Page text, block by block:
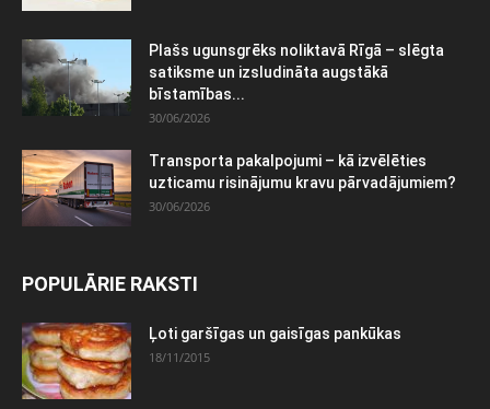
Plašs ugunsgrēks noliktavā Rīgā – slēgta
satiksme un izsludināta augstākā
bīstamības...
30/06/2026
Transporta pakalpojumi – kā izvēlēties
uzticamu risinājumu kravu pārvadājumiem?
30/06/2026
POPULĀRIE RAKSTI
Ļoti garšīgas un gaisīgas pankūkas
18/11/2015